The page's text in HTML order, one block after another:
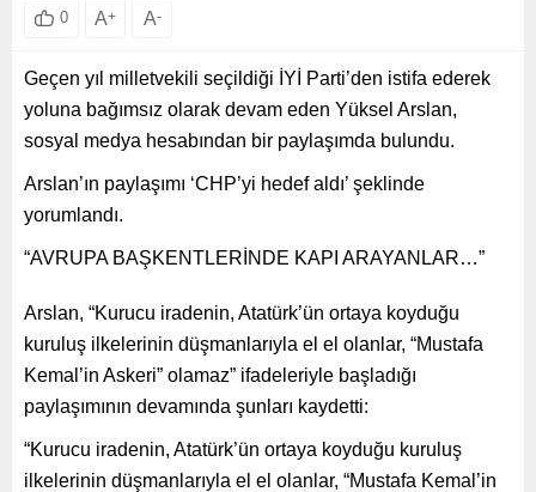
0 A+ A-
Geçen yıl milletvekili seçildiği İYİ Parti’den istifa ederek
yoluna bağımsız olarak devam eden Yüksel Arslan,
sosyal medya hesabından bir paylaşımda bulundu.
Arslan’ın paylaşımı ‘CHP’yi hedef aldı’ şeklinde
yorumlandı.
“AVRUPA BAŞKENTLERİNDE KAPI ARAYANLAR…”
Arslan, “Kurucu iradenin, Atatürk’ün ortaya koyduğu
kuruluş ilkelerinin düşmanlarıyla el el olanlar, “Mustafa
Kemal’in Askeri” olamaz” ifadeleriyle başladığı
paylaşımının devamında şunları kaydetti:
“Kurucu iradenin, Atatürk’ün ortaya koyduğu kuruluş
ilkelerinin düşmanlarıyla el el olanlar, “Mustafa Kemal’in